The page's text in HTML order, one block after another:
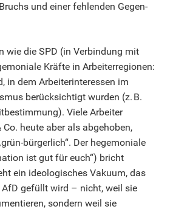
und einer fehlenden Gegen-
wie die SPD (in Verbindung mit
Kräfte in Arbeiterregionen:
in dem Arbeiterinteressen im
berücksichtigt wurden (z. B.
Viele Arbeiter
heute aber als abgehoben,
bürgerlich“. Der hegemoniale
ist gut für euch“) bricht
ein ideologisches Vakuum, das
AfD gefüllt wird – nicht, weil sie
sondern weil sie